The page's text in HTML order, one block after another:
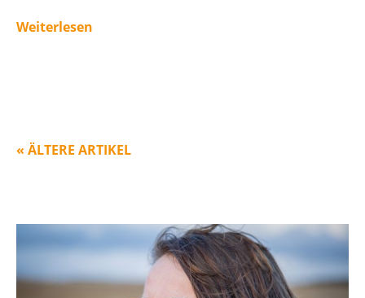
Weiterlesen
« ÄLTERE ARTIKEL